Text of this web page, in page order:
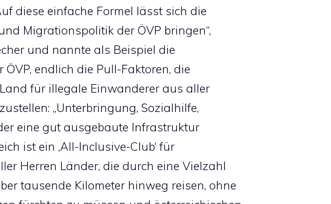
diese einfache Formel lässt sich die
Migrationspolitik der ÖVP bringen“,
und nannte als Beispiel die
endlich die Pull-Faktoren, die
für illegale Einwanderer aus aller
„Unterbringung, Sozialhilfe,
eine gut ausgebaute Infrastruktur
ist ein ‚All-Inclusive-Club‘ für
Herren Länder, die durch eine Vielzahl
tausende Kilometer hinweg reisen, ohne